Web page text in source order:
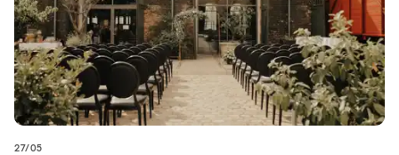
27/05